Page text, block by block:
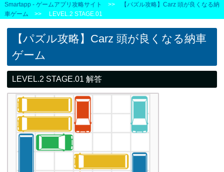
Smartapp - ゲームアプリ攻略サイト >>
【パズル攻略】Carz 頭が良くなる納
車ゲーム >> LEVEL.2 STAGE.01
【パズル攻略】Carz 頭が良くなる納車
ゲーム
LEVEL.2 STAGE.01 解答